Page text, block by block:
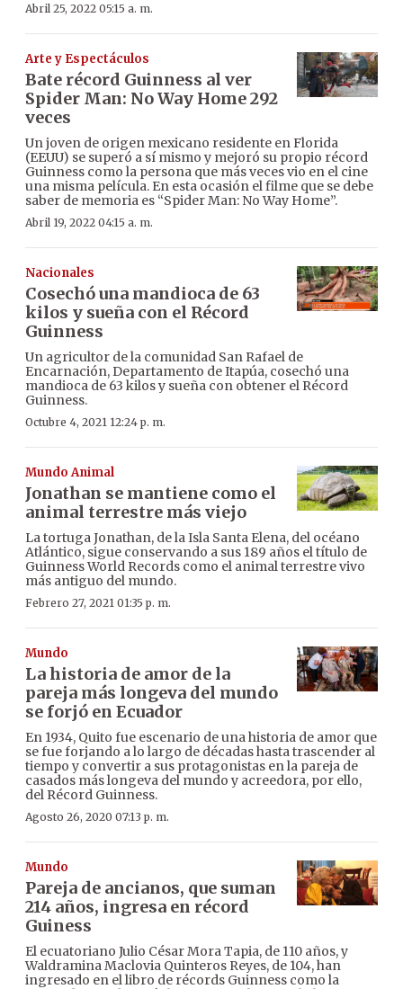
Abril 25, 2022 05:15 a. m.
Arte y Espectáculos
Bate récord Guinness al ver
Spider Man: No Way Home 292
veces
Un joven de origen mexicano residente en Florida
(EEUU) se superó a sí mismo y mejoró su propio récord
Guinness como la persona que más veces vio en el cine
una misma película. En esta ocasión el filme que se debe
saber de memoria es “Spider Man: No Way Home”.
Abril 19, 2022 04:15 a. m.
Nacionales
Cosechó una mandioca de 63
kilos y sueña con el Récord
Guinness
Un agricultor de la comunidad San Rafael de
Encarnación, Departamento de Itapúa, cosechó una
mandioca de 63 kilos y sueña con obtener el Récord
Guinness.
Octubre 4, 2021 12:24 p. m.
Mundo Animal
Jonathan se mantiene como el
animal terrestre más viejo
La tortuga Jonathan, de la Isla Santa Elena, del océano
Atlántico, sigue conservando a sus 189 años el título de
Guinness World Records como el animal terrestre vivo
más antiguo del mundo.
Febrero 27, 2021 01:35 p. m.
Mundo
La historia de amor de la
pareja más longeva del mundo
se forjó en Ecuador
En 1934, Quito fue escenario de una historia de amor que
se fue forjando a lo largo de décadas hasta trascender al
tiempo y convertir a sus protagonistas en la pareja de
casados más longeva del mundo y acreedora, por ello,
del Récord Guinness.
Agosto 26, 2020 07:13 p. m.
Mundo
Pareja de ancianos, que suman
214 años, ingresa en récord
Guiness
El ecuatoriano Julio César Mora Tapia, de 110 años, y
Waldramina Maclovia Quinteros Reyes, de 104, han
ingresado en el libro de récords Guinness como la